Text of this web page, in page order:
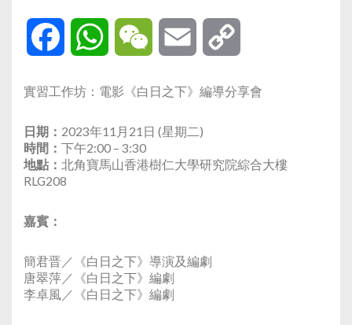
Facebook WhatsAppWeChat Email
實習工作坊：電影《白日之下》編導分享會
日期： 2023年11月21日 (星期二)
時間： 下午2:00 – 3:30
地點： 北角寶馬山香港樹仁大學研究院綜合大樓
RLG208
嘉賓：
簡君晋／《白日之下》導演及編劇
唐翠萍／《白日之下》編劇
李卓風／《白日之下》編劇